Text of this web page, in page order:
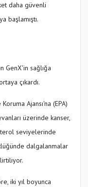
daha güvenli
başlamıştı.
GenX'in sağlığa
çıkardı.
Ajansı'na (EPA)
üzerinde kanser,
seviyelerinde
dalgalanmalar
iki yıl boyunca